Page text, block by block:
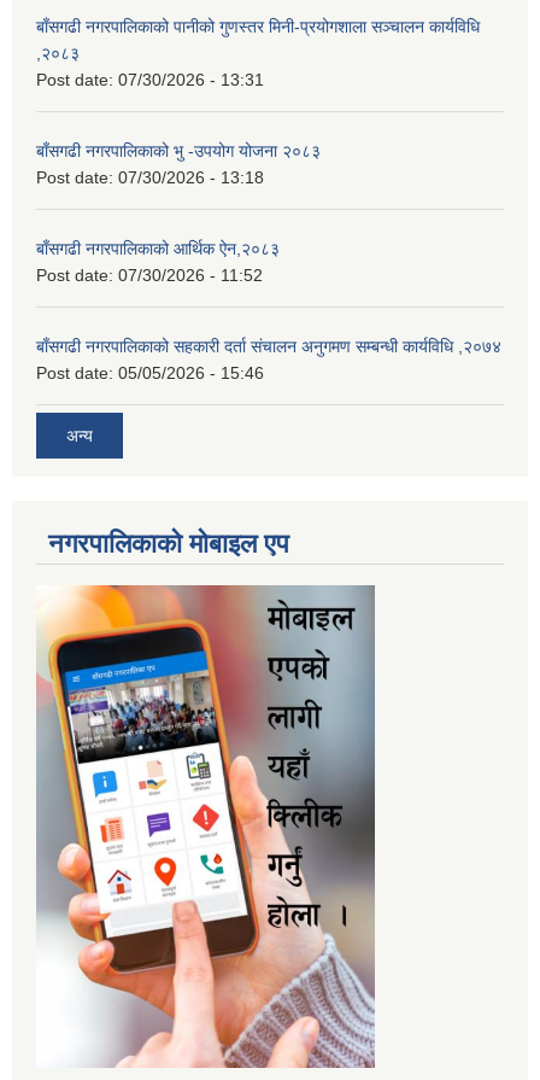
बाँसगढी नगरपालिकाको पानीको गुणस्तर मिनी-प्रयोगशाला सञ्चालन कार्यविधि
,२०८३
Post date: 07/30/2026 - 13:31
बाँसगढी नगरपालिकाको भु -उपयोग योजना २०८३
Post date: 07/30/2026 - 13:18
बाँसगढी नगरपालिकाको आर्थिक ऐन,२०८३
Post date: 07/30/2026 - 11:52
बाँसगढी नगरपालिकाको सहकारी दर्ता संचालन अनुगमण सम्बन्धी कार्यविधि ,२०७४
Post date: 05/05/2026 - 15:46
अन्य
नगरपालिकाकाे माेबाइल एप